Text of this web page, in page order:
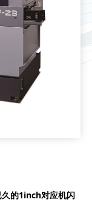
的1inch对应机闪